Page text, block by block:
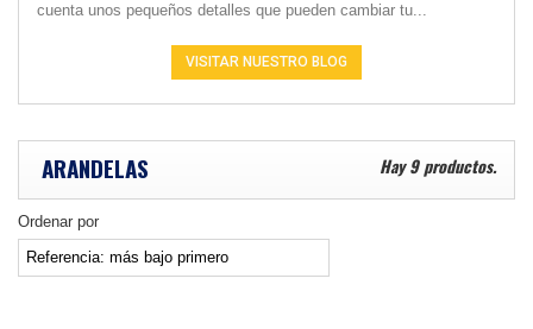
cuenta unos pequeños detalles que pueden cambiar tu...
VISITAR NUESTRO BLOG
ARANDELAS Hay 9 productos.
Ordenar por